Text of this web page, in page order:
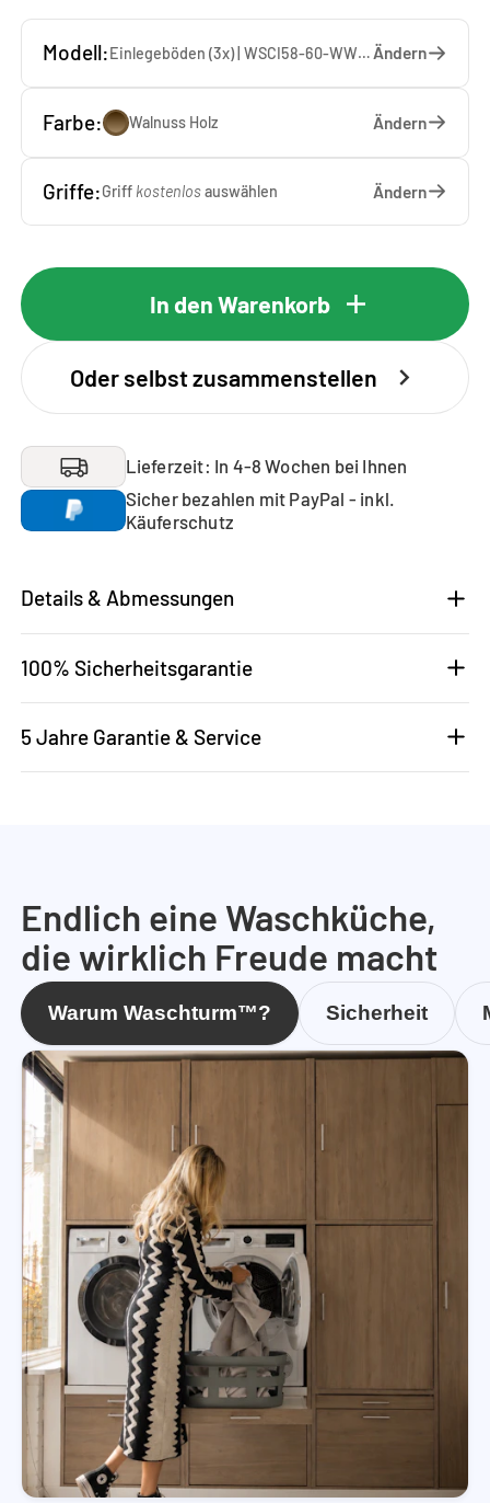
Modell: Einlegeböden (3x) | WSCI58-60-WW — 60 x 207 x 65 cm Ändern
Farbe: Walnuss Holz Ändern
Griffe:Griff kostenlosauswählen Ändern
In den Warenkorb
Oder selbst zusammenstellen
Lieferzeit: In 4-8 Wochen bei Ihnen
Sicher bezahlen mit PayPal - inkl.
Käuferschutz
Details & Abmessungen
100% Sicherheitsgarantie
5 Jahre Garantie & Service
Endlich eine Waschküche,
die wirklich Freude macht
Warum Waschturm™? Sicherheit